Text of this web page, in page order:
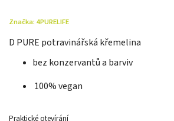
Značka: 4PURELIFE
D PURE potravinářská křemelina
bez konzervantů a barviv
100% vegan
Praktické otevírání